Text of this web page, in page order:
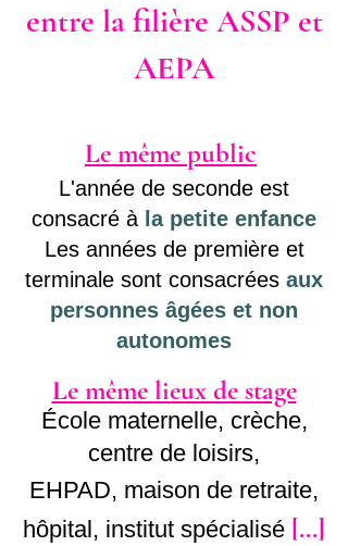
entre la filière ASSP et
AEPA
Le même public
L'année de seconde est
consacré à la petite enfance
Les années de première et
terminale sont consacrées aux
personnes âgées et non
autonomes
Le même lieux de stage
École maternelle, crèche,
centre de loisirs,
EHPAD, maison de retraite,
hôpital, institut spécialisé [...]